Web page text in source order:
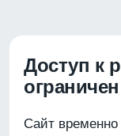
Доступ к
ограничен
Сайт временно